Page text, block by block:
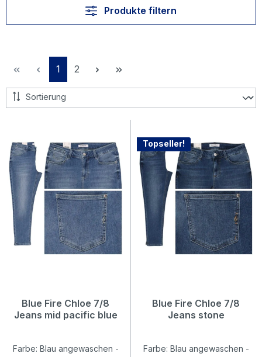
Produkte filtern
Seite
1 Seite
2
Blue Fire Chloe 7/8
Jeans mid pacific blue
Farbe: Blau angewaschen -
Topseller!
Blue Fire Chloe 7/8
Jeans stone
Farbe: Blau angewaschen -